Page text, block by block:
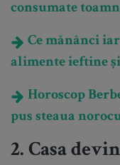
consumate
Ce mănânci
alimente ieftine
Horoscop
pus steaua
2. Casa